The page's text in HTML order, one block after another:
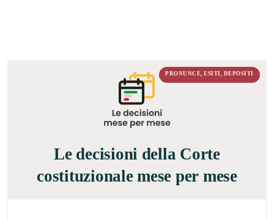
PRONUNCE, ESITI, DEPOSITI
Le decisioni della Corte
costituzionale mese per mese